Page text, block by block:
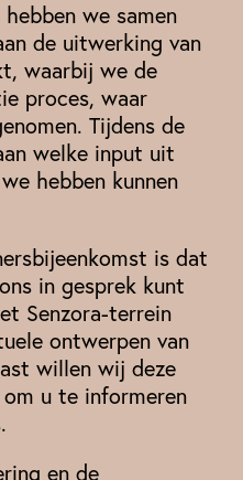
we samen
de uitwerking van
waarbij we de
proces, waar
Tijdens de
welke input uit
hebben kunnen
is dat
in gesprek kunt
Senzora-terrein
ontwerpen van
willen wij deze
u te informeren
en de